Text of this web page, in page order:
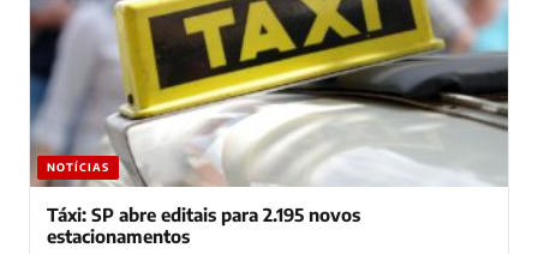
NOTÍCIAS
Táxi: SP abre editais para 2.195 novos
estacionamentos